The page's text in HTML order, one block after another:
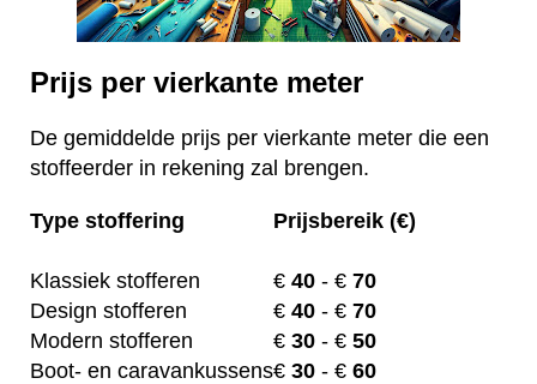
Prijs per vierkante meter
De gemiddelde prijs per vierkante meter die een
stoffeerder in rekening zal brengen.
Type stoffering Prijsbereik (€)
Klassiek stofferen € 40 - € 70
Design stofferen
€ 40 - € 70
Modern stofferen
€ 30 - € 50
Boot- en caravankussens€ 30 - € 60